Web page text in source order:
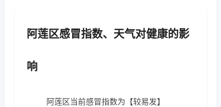
阿莲区感冒指数、天气对健康的影
响
阿莲区当前感冒指数为【较易发】